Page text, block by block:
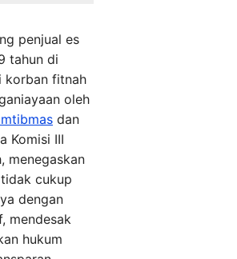
penjual es
tahun di
korban fitnah
oleh
dan
Komisi III
menegaskan
cukup
dengan
mendesak
hukum